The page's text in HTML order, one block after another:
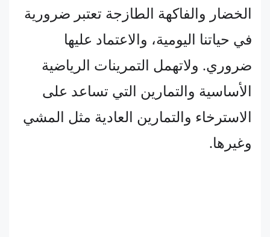
الخضار والفاكهة الطازجة تعتبر ضرورية
في حياتنا اليومية، والاعتماد عليها
ضروري. ولاتهمل التمرينات الرياضية
الأساسية والتمارين التي تساعد على
الاسترخاء والتمارين العادية مثل المشي
وغيرها.